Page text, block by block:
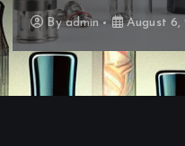
Byadmin August 6,